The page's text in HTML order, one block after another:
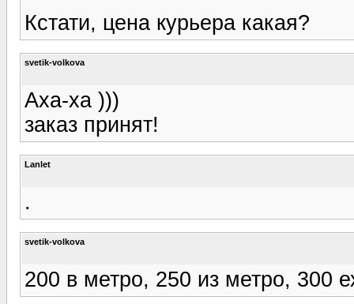
Кстати, цена курьера какая?
svetik-volkova
Аха-ха )))
заказ принят!
Lanlet
.
svetik-volkova
200 в метро, 250 из метро, 300